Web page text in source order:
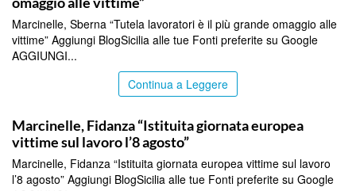
Marcinelle, Sberna “Tutela lavoratori è il più grande omaggio alle
vittime” Aggiungi BlogSicilia alle tue Fonti preferite su Google
AGGIUNGI...
Continua a Leggere
Marcinelle, Fidanza “Istituita giornata europea
vittime sul lavoro l’8 agosto”
Marcinelle, Fidanza “Istituita giornata europea vittime sul lavoro
l’8 agosto” Aggiungi BlogSicilia alle tue Fonti preferite su Google